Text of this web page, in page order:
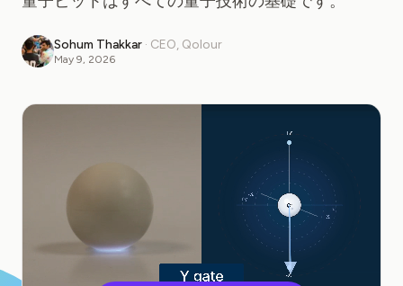
子どもと保護者
教育事例
アウトリーチ事例
QCaMP Quantum Fundamentals Workshop
Sohum Thakkar · CEO, Qolour
May 9, 2026